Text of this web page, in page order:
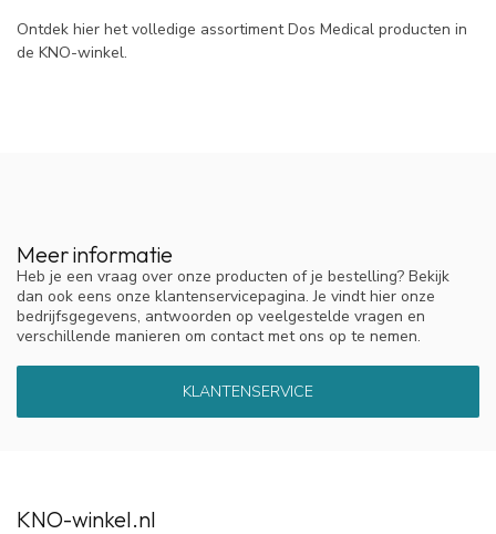
Ontdek hier het volledige assortiment Dos Medical producten in
de KNO-winkel.
Meer informatie
Heb je een vraag over onze producten of je bestelling? Bekijk
dan ook eens onze klantenservicepagina. Je vindt hier onze
bedrijfsgegevens, antwoorden op veelgestelde vragen en
verschillende manieren om contact met ons op te nemen.
KLANTENSERVICE
KNO-winkel.nl